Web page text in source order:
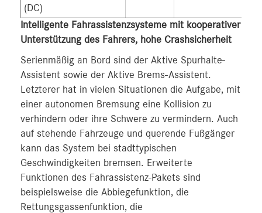
(DC)
Intelligente Fahrassistenzsysteme mit kooperativer
Unterstützung des Fahrers, hohe Crashsicherheit
Serienmäßig an Bord sind der Aktive Spurhalte-
Assistent sowie der Aktive Brems-Assistent.
Letzterer hat in vielen Situationen die Aufgabe, mit
einer autonomen Bremsung eine Kollision zu
verhindern oder ihre Schwere zu vermindern. Auch
auf stehende Fahrzeuge und querende Fußgänger
kann das System bei stadttypischen
Geschwindigkeiten bremsen. Erweiterte
Funktionen des Fahrassistenz-Pakets sind
beispielsweise die Abbiegefunktion, die
Rettungsgassenfunktion, die